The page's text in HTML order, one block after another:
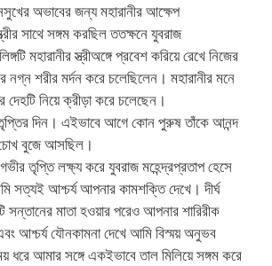
অভাবের জন্য মহারানীর আক্ষেপ
সাথে সঙ্গম করছিল ততক্ষনে যুবরাজ
মহারানীর স্ত্রীঅঙ্গে প্রবেশ করিয়ে রেখে নিজের
নগ্ন শরীর মর্দন করে চলেছিলেন। মহারানীর মনে
দেহটি নিয়ে ক্রীড়া করে চলেছেন।
দিন। এইভাবে আগে কোন পুরুষ তাঁকে আনন্দ
বুজে আসছিল।
তৃপ্তি লক্ষ্য করে যুবরাজ মহেন্দ্রপ্রতাপ হেসে
সত্যই আশ্চর্য আপনার কামশক্তি দেখে। দীর্ঘ
সন্তানের মাতা হওয়ার পরেও আপনার শারিরীক
আশ্চর্য যৌনকামনা দেখে আমি বিস্ময় অনুভব
ধরে আমার সঙ্গে একইভাবে তাল মিলিয়ে সঙ্গম করে